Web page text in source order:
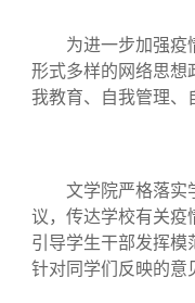
为进一步加强疫
形式多样的网络思想
我教育、自我管理、
文学院严格落实
议，传达学校有关疫
引导学生干部发挥模
针对同学们反映的意